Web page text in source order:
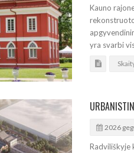
Kauno
yra svarbi
2026
Radviliškyje